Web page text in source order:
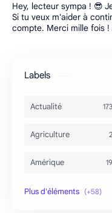
Hey, lecteur sympa ! 😎
Si tu veux m'aider à
compte. Merci mille fois !
Labels
Actualité
Agriculture
Amérique
Archéologie